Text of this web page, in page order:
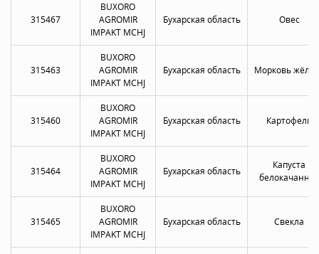
315467
BUXORO
AGROMIR
IMPAKT MCHJ
Бухарская область Овес
315463
BUXORO
AGROMIR
IMPAKT MCHJ
Бухарская область Морковь
315460
BUXORO
AGROMIR
IMPAKT MCHJ
Бухарская область Картофель
315464
BUXORO
AGROMIR
IMPAKT MCHJ
Бухарская область
Капуста
белокачанная
315465
BUXORO
AGROMIR
IMPAKT MCHJ
Бухарская область Свекла